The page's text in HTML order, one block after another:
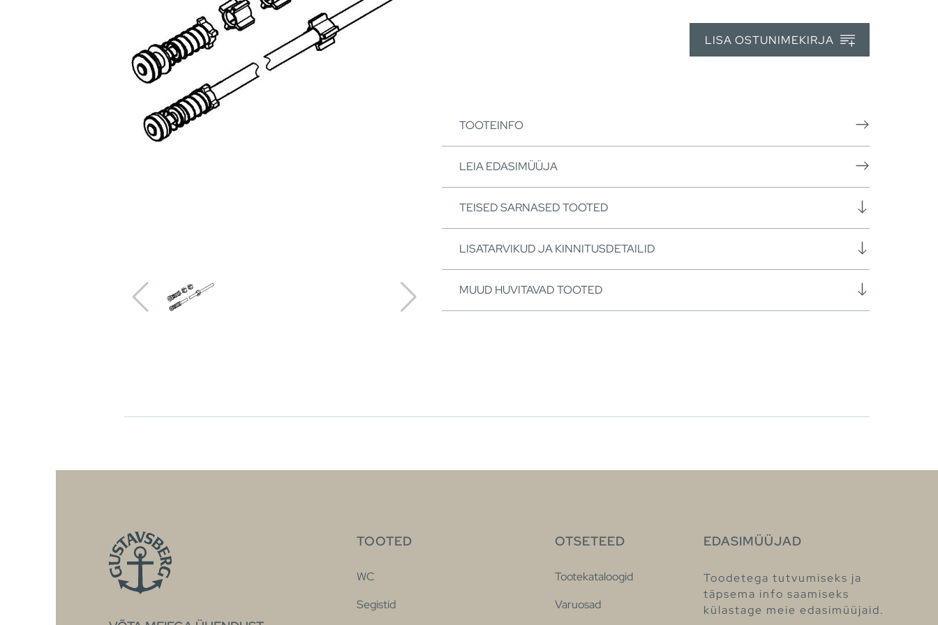
LISA OSTUNIMEKIRJA
TOOTEINFO
LEIA EDASIMÜÜJA
TEISED SARNASED TOOTED
LISATARVIKUD JA KINNITUSDETAILID
MUUD HUVITAVAD TOOTED
TOOTED
WC
Segistid
OTSETEED
Tootekataloogid
Varuosad
EDASIMÜÜJAD
Toodetega tutvumiseks ja
täpsema info saamiseks
külastage meie edasimüüjaid.